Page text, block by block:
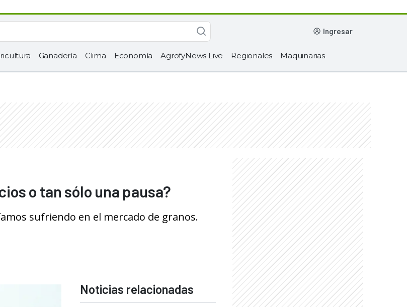
ingresar
Ganadería Clima Economía AgrofyNews Live Regionales Maquinarias
o tan sólo una pausa?
sufriendo en el mercado de granos.
Noticias relacionadas